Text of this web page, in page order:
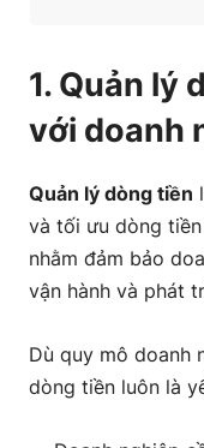
phải trả
Nguyên tắc 4:
Nguyên tắc 5:
3. Các công cụ
Chiến lược 1: Tư
1. Quản lý
với doanh
Quản lý dòng tiền
và tối ưu dòng
nhằm đảm bảo
vận hành và phát
Dù quy mô doanh
dòng tiền luôn là